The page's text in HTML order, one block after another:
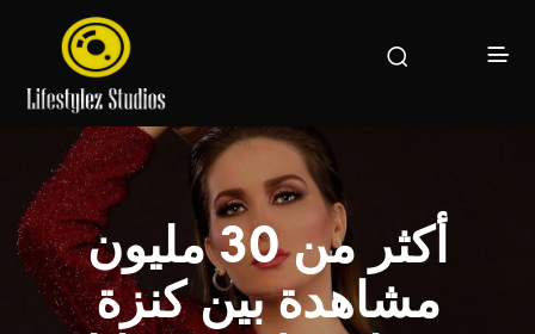
أكثر من 30 مليون
مشاهدة بين كنزة